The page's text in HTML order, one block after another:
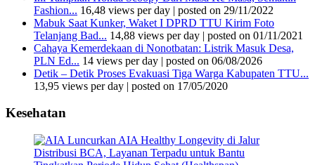
Fashion... 16,48 views per day | posted on 29/11/2022
Mabuk Saat Kunker, Waket I DPRD TTU Kirim Foto
Telanjang Bad... 14,88 views per day | posted on 01/11/2021
Cahaya Kemerdekaan di Nonotbatan: Listrik Masuk Desa,
PLN Ed... 14 views per day | posted on 06/08/2026
Detik – Detik Proses Evakuasi Tiga Warga Kabupaten TTU...
13,95 views per day | posted on 17/05/2020
Kesehatan